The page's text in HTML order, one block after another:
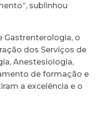
sublinhou
Gastrenterologia, o
dos Serviços de
Anestesiologia,
de formação e
a excelência e o